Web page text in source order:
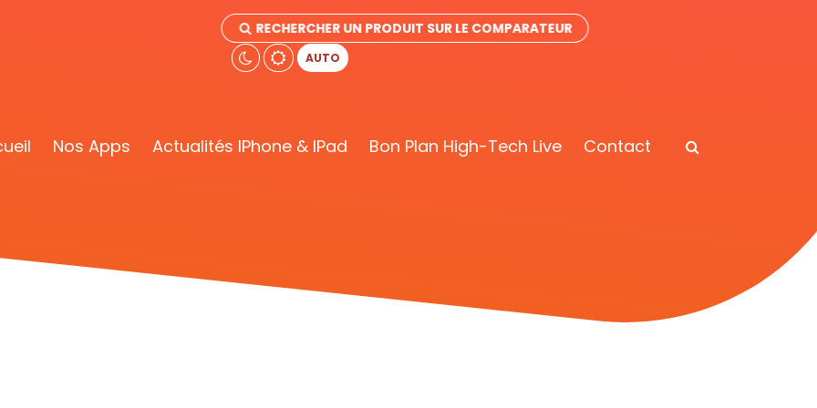
RECHERCHER UN PRODUIT SUR LE COMPARATEUR
AUTO
Nos Apps Actualités IPhone & IPad Bon Plan High-Tech Live Contact